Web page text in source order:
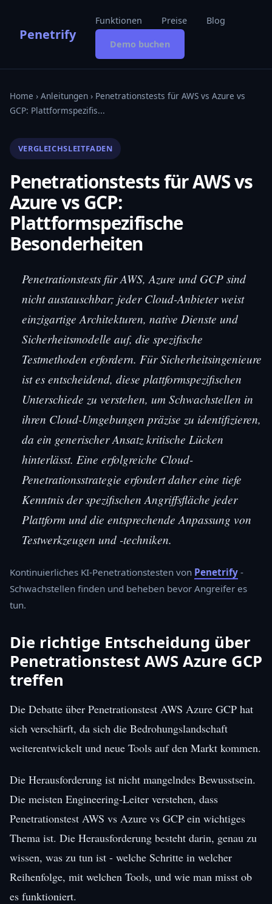
Penetrify
Funktionen Preise Blog
Demo buchen
Home › Anleitungen › Penetrationstests für AWS vs Azure vs
GCP: Plattformspezifis...
VERGLEICHSLEITFADEN
Penetrationstests für AWS vs
Azure vs GCP:
Plattformspezifische
Besonderheiten
Penetrationstests für AWS, Azure und GCP sind
nicht austauschbar; jeder Cloud-Anbieter weist
einzigartige Architekturen, native Dienste und
Sicherheitsmodelle auf, die spezifische
Testmethoden erfordern. Für Sicherheitsingenieure
ist es entscheidend, diese plattformspezifischen
Unterschiede zu verstehen, um Schwachstellen in
ihren Cloud-Umgebungen präzise zu identifizieren,
da ein generischer Ansatz kritische Lücken
hinterlässt. Eine erfolgreiche Cloud-
Penetrationsstrategie erfordert daher eine tiefe
Kenntnis der spezifischen Angriffsfläche jeder
Plattform und die entsprechende Anpassung von
Testwerkzeugen und -techniken.
Kontinuierliches KI-Penetrationstesten von Penetrify -
Schwachstellen finden und beheben bevor Angreifer es
tun.
Die richtige Entscheidung über
Penetrationstest AWS Azure GCP
treffen
Die Debatte über Penetrationstest AWS Azure GCP hat
sich verschärft, da sich die Bedrohungslandschaft
weiterentwickelt und neue Tools auf den Markt kommen.
Die Herausforderung ist nicht mangelndes Bewusstsein.
Die meisten Engineering-Leiter verstehen, dass
Penetrationstest AWS vs Azure vs GCP ein wichtiges
Thema ist. Die Herausforderung besteht darin, genau zu
wissen, was zu tun ist - welche Schritte in welcher
Reihenfolge, mit welchen Tools, und wie man misst ob
es funktioniert.